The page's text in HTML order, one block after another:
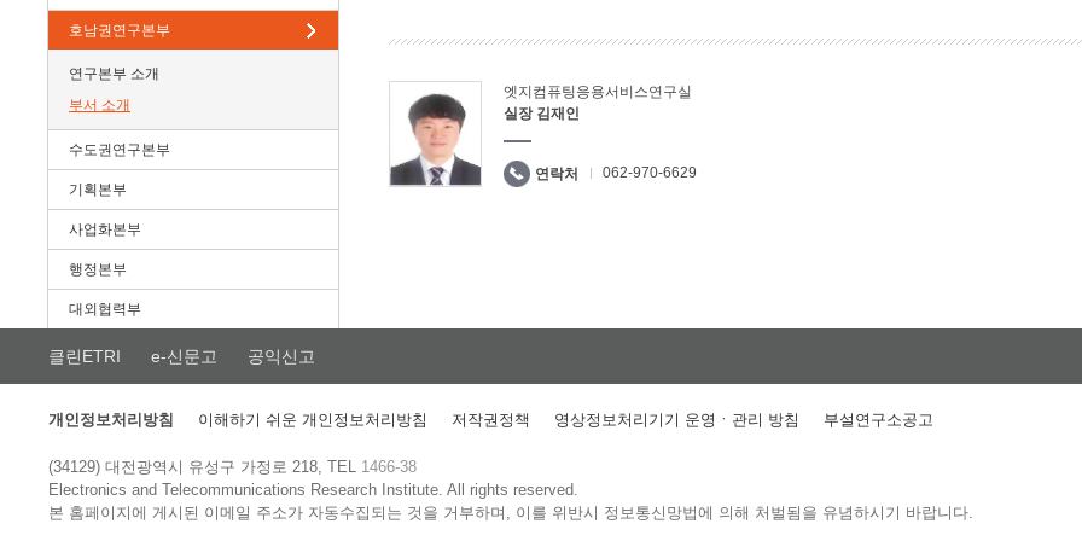
호남권연구본부
연구본부 소개
부서 소개
수도권연구본부
기획본부
사업화본부
행정본부
대외협력부
엣지컴퓨팅응용서비스연구실
실장 김재인
연락처 062-970-6629
클린ETRI e-신문고 공익신고
개인정보처리방침 이해하기 쉬운 개인정보처리방침 저작권정책 영상정보처리기기 운영ㆍ관리 방침 부설연구소공고
(34129) 대전광역시 유성구 가정로 218, TEL 1466-38
Electronics and Telecommunications Research Institute.All rights reserved.
본 홈페이지에 게시된 이메일 주소가 자동수집되는 것을 거부하며, 이를 위반시 정보통신망법에 의해 처벌됨을 유념하시기 바랍니다.